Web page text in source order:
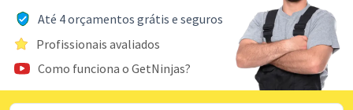
Até 4 orçamentos grátis e seguros
Profissionais avaliados
Como funciona o GetNinjas?